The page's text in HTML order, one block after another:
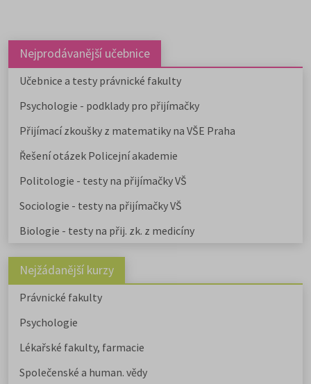
Nejprodávanější učebnice
Učebnice a testy právnické fakulty
Psychologie - podklady pro přijímačky
Přijímací zkoušky z matematiky na VŠE Praha
Řešení otázek Policejní akademie
Politologie - testy na přijímačky VŠ
Sociologie - testy na přijímačky VŠ
Biologie - testy na přij. zk. z medicíny
Nejžádanější kurzy
Právnické fakulty
Psychologie
Lékařské fakulty, farmacie
Společenské a human. vědy